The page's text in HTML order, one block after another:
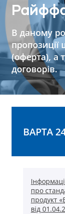
В даному
(оферта), а
договорів.
ВАРТА
про
продукт
від